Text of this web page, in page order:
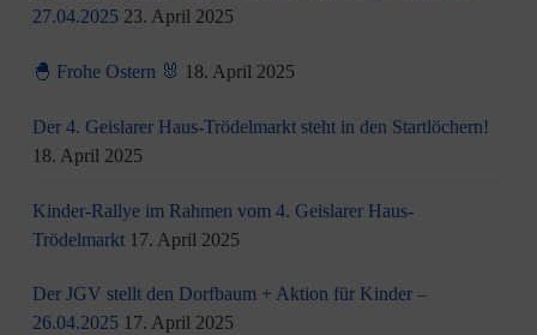
27.04.2025 23. April 2025
🐣 Frohe Ostern 🐰 18. April 2025
Der 4. Geislarer Haus-Trödelmarkt steht in den Startlöchern!
18. April 2025
Kinder-Rallye im Rahmen vom 4. Geislarer Haus-
Trödelmarkt 17. April 2025
Der JGV stellt den Dorfbaum + Aktion für Kinder –
26.04.2025 17. April 2025